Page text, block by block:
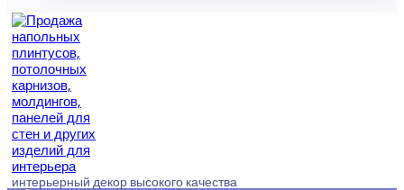
интерьерный декор высокого качества